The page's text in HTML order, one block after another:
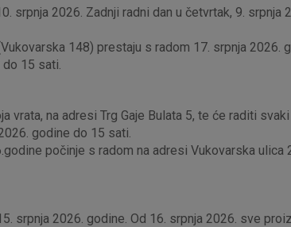
srpnja 2026. Zadnji radni dan u četvrtak, 9.
148) prestaju s radom 17. srpnja 2026.
15 sati.
vrata, na adresi Trg Gaje Bulata 5, te će raditi
godine do 15 sati.
počinje s radom na adresi Vukovarska ulica
srpnja 2026. godine. Od 16. srpnja 2026. sve